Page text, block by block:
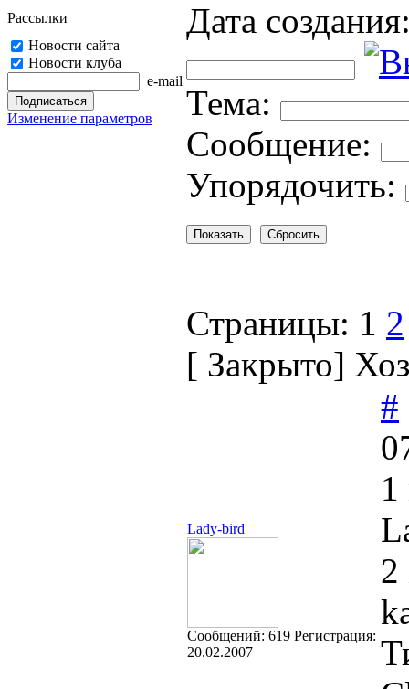
Рассылки
Новости сайта
Новости клуба
e-mail
Изменение параметров
Дата
Тема:
Cooбщение:
Упорядочить:
Страницы: 1 2
[ Закрыто]
Lady-bird
Cообщений: 619 Регистрация:
20.02.2007
#
1
2